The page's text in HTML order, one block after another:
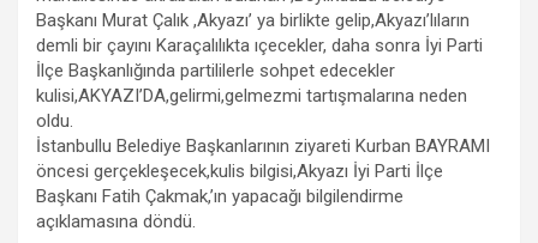
Başkanı Murat Çalık ,Akyazı’ ya birlikte gelip,Akyazı’lıların
demli bir çayını Karaçalılıkta ıçecekler, daha sonra İyi Parti
İlçe Başkanlığında partililerle sohpet edecekler
kulisi,AKYAZI’DA,gelirmi,gelmezmi tartışmalarına neden
oldu.
İstanbullu Belediye Başkanlarının ziyareti Kurban BAYRAMI
öncesi gerçekleşecek,kulis bilgisi,Akyazı İyi Parti İlçe
Başkanı Fatih Çakmak,’ın yapacağı bilgilendirme
açıklamasına döndü.